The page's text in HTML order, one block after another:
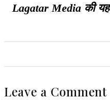
Lagatar Media की
Leave a Comment